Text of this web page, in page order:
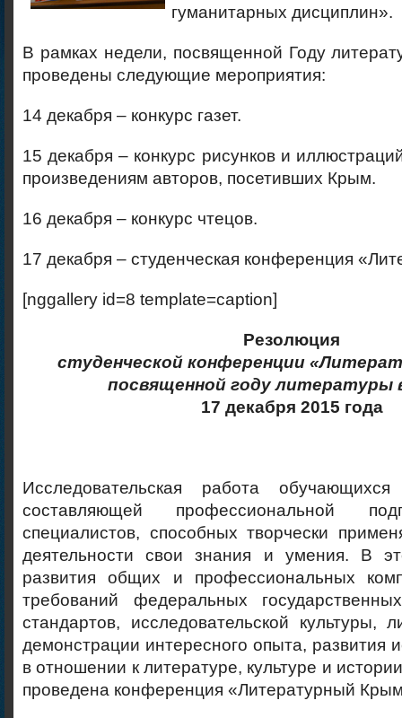
гуманитарных дисциплин».
В рамках недели, посвященной Году
проведены следующие мероприятия:
14 декабря – конкурс газет.
15 декабря – конкурс рисунков и
произведениям авторов, посетивших Крым.
16 декабря – конкурс чтецов.
17 декабря – студенческая конференция
[nggallery id=8 template=caption]
Резолюция
студенческой конференции
посвященной году литературы
17 декабря 2015 года
Исследовательская работа
составляющей профессиональной
специалистов, способных творчески
деятельности свои знания и умения. В
развития общих и профессиональных
требований федеральных
стандартов, исследовательской культуры,
демонстрации интересного опыта, развития
в отношении к литературе, культуре и
проведена конференция «Литературный